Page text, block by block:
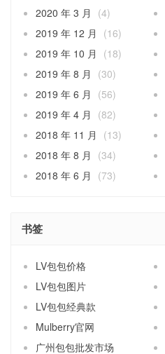
2020 年 3 月
(4)
2019 年 12 月
(16)
2019 年 10 月
(18)
2019 年 8 月
(30)
2019 年 6 月
(56)
2019 年 4 月
(82)
2018 年 11 月
(13)
2018 年 8 月
(34)
2018 年 6 月
(73)
书签
LV包包价格
LV包包图片
LV包包经典款
Mulberry官网
广州包包批发市场